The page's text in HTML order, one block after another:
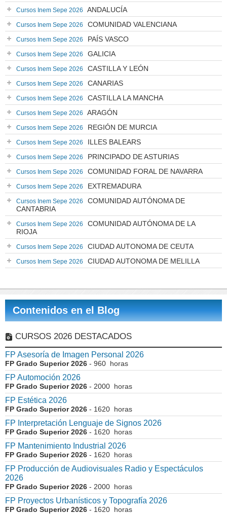
Cursos Inem Sepe 2026 ANDALUCÍA
Cursos Inem Sepe 2026 COMUNIDAD VALENCIANA
Cursos Inem Sepe 2026 PAÍS VASCO
Cursos Inem Sepe 2026 GALICIA
Cursos Inem Sepe 2026 CASTILLA Y LEÓN
Cursos Inem Sepe 2026 CANARIAS
Cursos Inem Sepe 2026 CASTILLA LA MANCHA
Cursos Inem Sepe 2026 ARAGÓN
Cursos Inem Sepe 2026 REGIÓN DE MURCIA
Cursos Inem Sepe 2026 ILLES BALEARS
Cursos Inem Sepe 2026 PRINCIPADO DE ASTURIAS
Cursos Inem Sepe 2026 COMUNIDAD FORAL DE NAVARRA
Cursos Inem Sepe 2026 EXTREMADURA
Cursos Inem Sepe 2026
COMUNIDAD AUTÓNOMA DE
CANTABRIA
Cursos Inem Sepe 2026
COMUNIDAD AUTÓNOMA DE LA
RIOJA
Cursos Inem Sepe 2026 CIUDAD AUTONOMA DE CEUTA
Cursos Inem Sepe 2026 CIUDAD AUTONOMA DE MELILLA
Contenidos en el Blog
CURSOS 2026 DESTACADOS
FP Asesoría de Imagen Personal 2026
FP Grado Superior 2026 - 960 horas
FP Automoción 2026
FP Grado Superior 2026 - 2000 horas
FP Estética 2026
FP Grado Superior 2026 - 1620 horas
FP Interpretación Lenguaje de Signos 2026
FP Grado Superior 2026 - 1620 horas
FP Mantenimiento Industrial 2026
FP Grado Superior 2026 - 1620 horas
FP Producción de Audiovisuales Radio y Espectáculos
2026
FP Grado Superior 2026 - 2000 horas
FP Proyectos Urbanísticos y Topografía 2026
FP Grado Superior 2026 - 1620 horas